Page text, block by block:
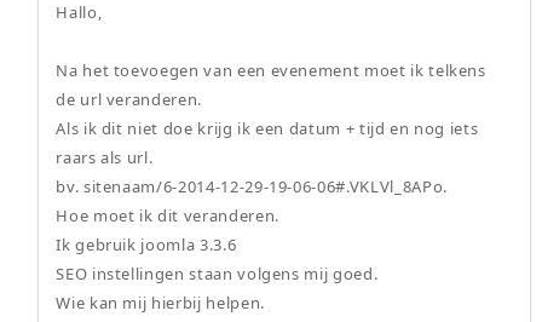
Hallo,
Na het toevoegen van een evenement moet ik telkens
de url veranderen.
Als ik dit niet doe krijg ik een datum + tijd en nog iets
raars als url.
bv. sitenaam/6-2014-12-29-19-06-06#.VKLVl_8APo.
Hoe moet ik dit veranderen.
Ik gebruik joomla 3.3.6
SEO instellingen staan volgens mij goed.
Wie kan mij hierbij helpen.